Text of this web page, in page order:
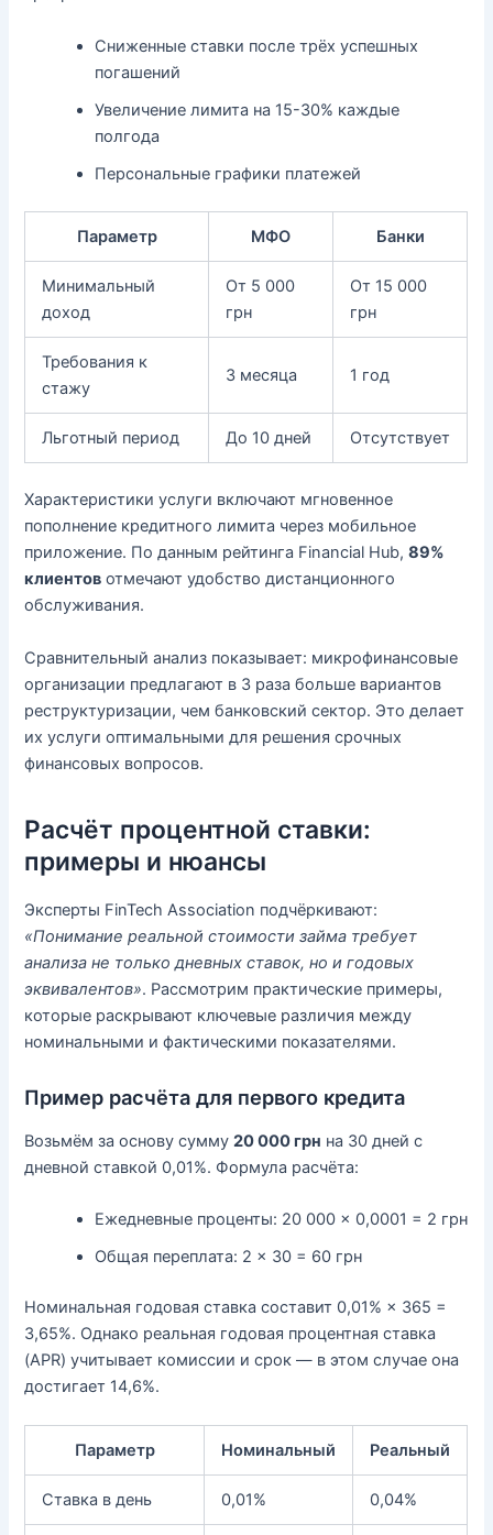
Сниженные ставки после трёх успешных
погашений
Увеличение лимита на 15-30% каждые
полгода
Персональные графики платежей
Параметр МФО Банки
Минимальный
доход
От 5 000
грн
От 15 000
грн
Требования к
стажу
3 месяца 1 год
Льготный период До 10 дней Отсутствует
Характеристики услуги включают мгновенное
пополнение кредитного лимита через мобильное
приложение. По данным рейтинга Financial Hub,89%
клиентов отмечают удобство дистанционного
обслуживания.
Сравнительный анализ показывает: микрофинансовые
организации предлагают в 3 раза больше вариантов
реструктуризации, чем банковский сектор. Это делает
их услуги оптимальными для решения срочных
финансовых вопросов.
Расчёт процентной ставки:
примеры и нюансы
Эксперты FinTech Association подчёркивают:
«Понимание реальной стоимости займа требует
анализа не только дневных ставок, но и годовых
эквивалентов». Рассмотрим практические примеры,
которые раскрывают ключевые различия между
номинальными и фактическими показателями.
Пример расчёта для первого кредита
Возьмём за основу сумму20 000 грн на 30 дней с
дневной ставкой 0,01%. Формула расчёта:
Ежедневные проценты: 20 000 × 0,0001 = 2 грн
Общая переплата: 2 × 30 = 60 грн
Номинальная годовая ставка составит 0,01% × 365 =
3,65%. Однако реальная годовая процентная ставка
(APR) учитывает комиссии и срок — в этом случае она
достигает 14,6%.
Параметр Номинальный Реальный
Ставка в день 0,01% 0,04%